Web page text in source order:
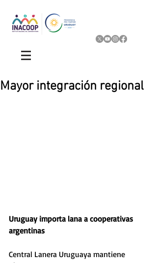
Mayor integración regional
Uruguay importa lana a cooperativas
argentinas
Central Lanera Uruguaya mantiene